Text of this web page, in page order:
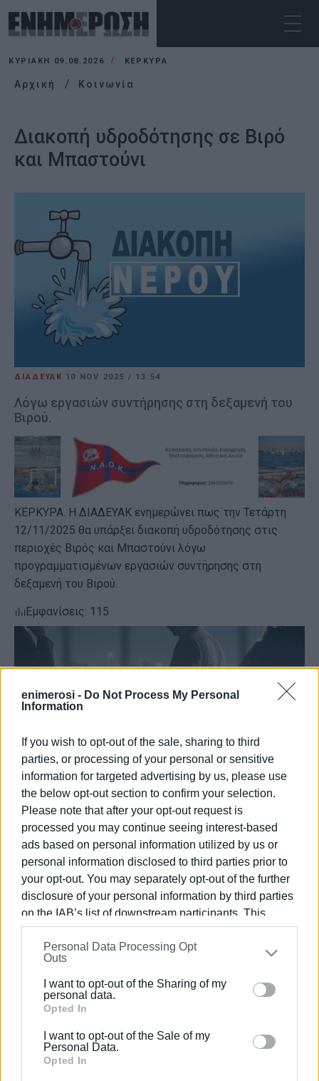
enimerosi - Do Not Process My Personal
Information
If you wish to opt-out of the sale, sharing to third
parties, or processing of your personal or sensitive
information for targeted advertising by us, please use
the below opt-out section to confirm your selection.
Please note that after your opt-out request is
processed you may continue seeing interest-based
ads based on personal information utilized by us or
personal information disclosed to third parties prior to
your opt-out. You may separately opt-out of the further
disclosure of your personal information by third parties
on the IAB’s list of downstream participants. This
information may also be disclosed by us to third parties
on theIAB’s List of Downstream Participants
that may
further disclose it to other third parties.
Please note that this website/app uses one or more
Google services and may gather and store information
behaviour. You may click to grant or deny consent to
Google and its third-party tags to use your data for
Personal Data Processing Opt
Outs
I want to opt-out of the Sharing of my
personal data.
Opted In
I want to opt-out of the Sale of my
Personal Data.
Opted In
ΚΥΡΙΑΚΉ 09.08.2026 ΚΕΡΚΥΡΑ
Αρχική Κοινωνία
Διακοπή υδροδότησης σε Βιρό
και Μπαστούνι
ΔΙΑΔΕΥΑΚ 10 NOV 2025/ 13:54
Λόγω εργασιών συντήρησης στη δεξαμενή του
Βιρού.
ΚΕΡΚΥΡΑ. Η ΔΙΑΔΕΥΑΚ ενημερώνει πως την Τετάρτη
12/11/2025 θα υπάρξει διακοπή υδροδότησης στις
περιοχές Βιρός και Μπαστούνι λόγω
προγραμματισμένων εργασιών συντήρησης στη
δεξαμενή του Βιρού.
Εμφανίσεις: 115
Ακολουθήστε το enimerosi στοFacebook
Συνδρομητές στο e-paper